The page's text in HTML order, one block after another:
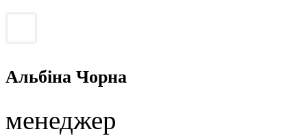
Альбіна Чорна
менеджер